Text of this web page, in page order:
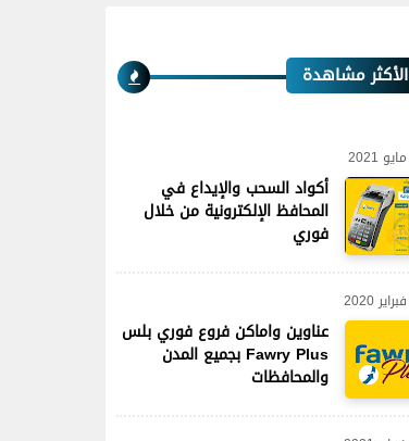
الأكثر مشاهدة
أكواد السحب والإيداع في
المحافظ الإلكترونية من خلال
فوري
عناوين واماكن فروع فوري بلس
Fawry Plus بجميع المدن
والمحافظات